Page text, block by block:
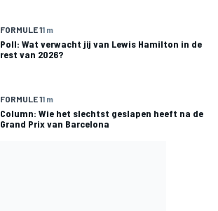
FORMULE 11 m
Poll: Wat verwacht jij van Lewis Hamilton in de
rest van 2026?
FORMULE 11 m
Column: Wie het slechtst geslapen heeft na de
Grand Prix van Barcelona